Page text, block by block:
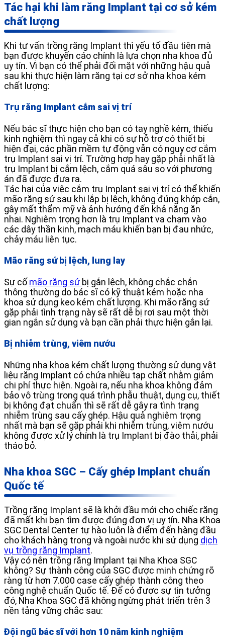
Tác hại khi làm răng Implant tại cơ sở kém
chất lượng
Khi tư vấn trồng răng Implant thì yếu tố đầu tiên mà
bạn được khuyến cáo chính là lựa chọn nha khoa đủ
uy tín. Vì bạn có thể phải đối mặt với những hậu quả
sau khi thực hiện làm răng tại cơ sở nha khoa kém
chất lượng:
Trụ răng Implant cắm sai vị trí
Nếu bác sĩ thực hiện cho bạn có tay nghề kém, thiếu
kinh nghiệm thì ngay cả khi có sự hỗ trợ có thiết bị
hiện đại, các phần mềm tự động vẫn có nguy cơ cắm
trụ Implant sai vị trí. Trường hợp hay gặp phải nhất là
trụ Implant bị cắm lệch, cắm quá sâu so với phương
án đã được đưa ra.
Tác hại của việc cắm trụ Implant sai vị trí có thể khiến
mão răng sứ sau khi lắp bị lệch, không đúng khớp cắn,
gây mất thẩm mỹ và ảnh hướng đến khả năng ăn
nhai. Nghiêm trọng hơn là trụ Implant va chạm vào
các dây thần kinh, mạch máu khiến bạn bị đau nhức,
chảy máu liên tục.
Mão răng sứ bị lệch, lung lay
Sự cố mão răng sứ bị gắn lệch, không chắc chắn
thông thường do bác sĩ có kỹ thuật kém hoặc nha
khoa sử dụng keo kém chất lượng. Khi mão răng sứ
gặp phải tình trạng này sẽ rất dễ bị rơi sau một thời
gian ngắn sử dụng và bạn cần phải thực hiện gắn lại.
Bị nhiễm trùng, viêm nướu
Những nha khoa kém chất lượng thường sử dụng vật
liệu răng Implant có chứa nhiều tạp chất nhằm giảm
chi phí thực hiện. Ngoài ra, nếu nha khoa không đảm
bảo vô trùng trong quá trình phẫu thuật, dụng cụ, thiết
bị không đạt chuẩn thì sẽ rất dễ gây ra tình trạng
nhiễm trùng sau cấy ghép. Hậu quả nghiêm trọng
nhất mà bạn sẽ gặp phải khi nhiễm trùng, viêm nướu
không được xử lý chính là trụ Implant bị đào thải, phải
tháo bỏ.
Nha khoa SGC – Cấy ghép Implant chuẩn
Quốc tế
Trồng răng Implant sẽ là khởi đầu mới cho chiếc răng
đã mất khi bạn tìm được đúng đơn vị uy tín. Nha Khoa
SGC Dental Center tự hào luôn là điểm đến hàng đầu
cho khách hàng trong và ngoài nước khi sử dụng dịch
vụ trồng răng Implant.
Vậy có nên trồng răng Implant tại Nha Khoa SGC
không? Sự thành công của SGC được minh chứng rõ
ràng từ hơn 7.000 case cấy ghép thành công theo
công nghệ chuẩn Quốc tế. Để có được sự tin tưởng
đó, Nha Khoa SGC đã không ngừng phát triển trên 3
nền tảng vững chắc sau:
Đội ngũ bác sĩ với hơn 10 năm kinh nghiệm